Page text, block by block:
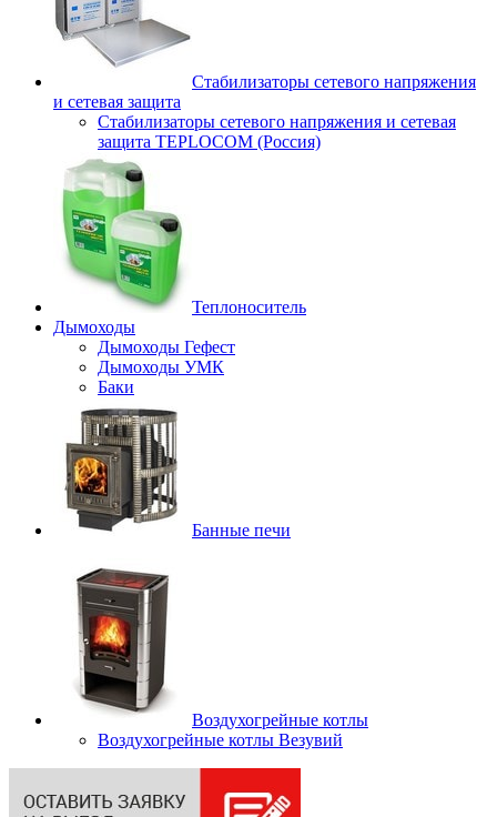
Стабилизаторы сетевого напряжения
и сетевая защита
Стабилизаторы сетевого напряжения и сетевая
защита TEPLOCOM (Россия)
Теплоноситель
Дымоходы
Дымоходы Гефест
Дымоходы УМК
Баки
Банные печи
Воздухогрейные котлы
Воздухогрейные котлы Везувий